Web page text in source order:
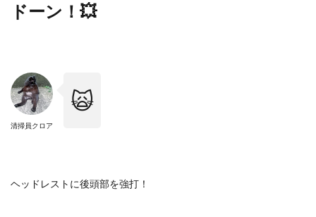
ドーン！ 💥
清掃員クロア
🙀
ヘッドレストに後頭部を強打！